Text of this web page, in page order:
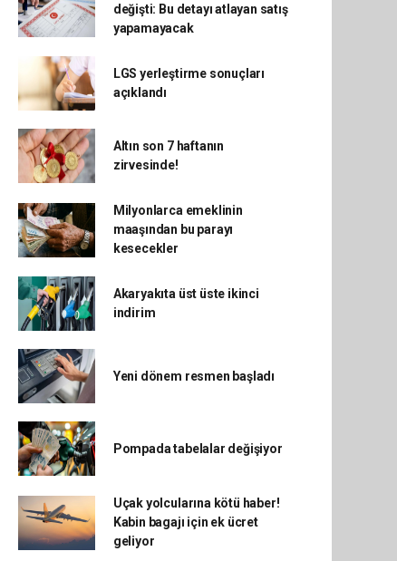
değişti: Bu detayı atlayan satış
yapamayacak
LGS yerleştirme sonuçları
açıklandı
Altın son 7 haftanın
zirvesinde!
Milyonlarca emeklinin
maaşından bu parayı
kesecekler
Akaryakıta üst üste ikinci
indirim
Yeni dönem resmen başladı
Pompada tabelalar değişiyor
Uçak yolcularına kötü haber!
Kabin bagajı için ek ücret
geliyor